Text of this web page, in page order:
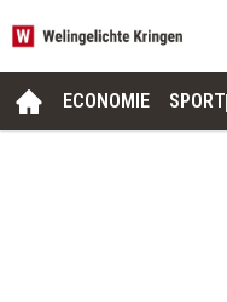
ECONOMIE SPORT